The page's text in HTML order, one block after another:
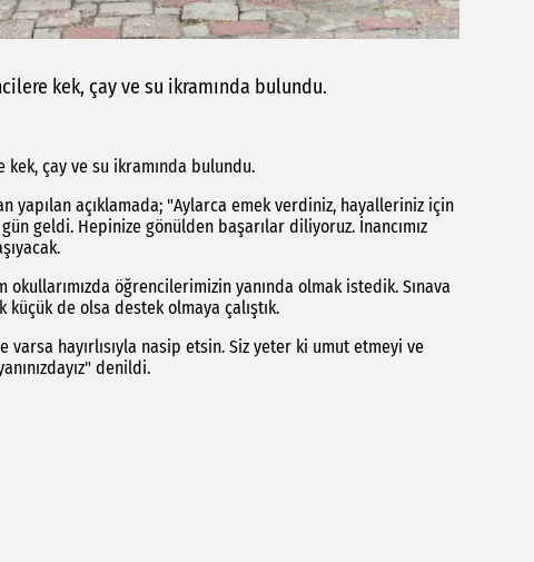
kek, çay ve su ikramında bulundu.
kek, çay ve su ikramında bulundu.
açıklamada; "Aylarca emek verdiniz, hayalleriniz için
gün geldi. Hepinize gönülden başarılar diliyoruz. İnancımız
öğrencilerimizin yanında olmak istedik. Sınava
de olsa destek olmaya çalıştık.
varsa hayırlısıyla nasip etsin. Siz yeter ki umut etmeyi ve
denildi.